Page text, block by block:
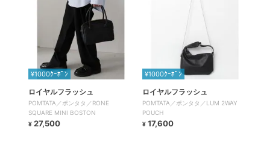
¥1000ｸｰﾎﾟﾝ
ロイヤルフラッシュ
POMTATA／ポンタタ／RONE
SQUARE MINI BOSTON
¥ 27,500
¥1000ｸｰﾎﾟﾝ
ロイヤルフラッシュ
POMTATA／ポンタタ／LUM 2WAY
POUCH
¥ 17,600